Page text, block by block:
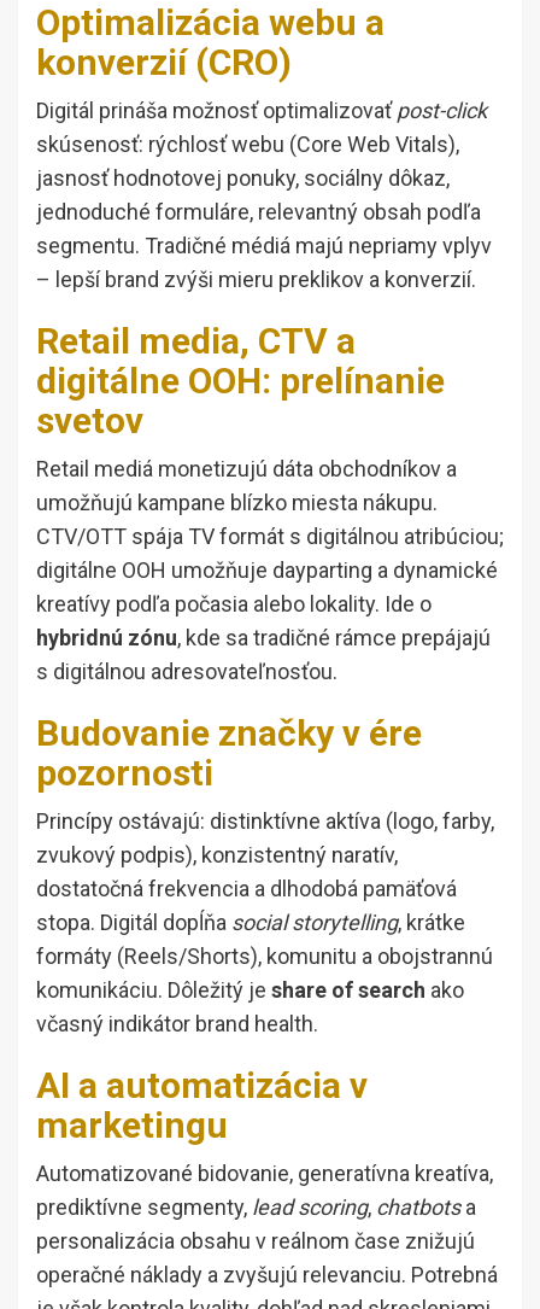
Optimalizácia webu a
konverzií (CRO)
Digitál prináša možnosť optimalizovaťpost-click
skúsenosť: rýchlosť webu (Core Web Vitals),
jasnosť hodnotovej ponuky, sociálny dôkaz,
jednoduché formuláre, relevantný obsah podľa
segmentu. Tradičné médiá majú nepriamy vplyv
– lepší brand zvýši mieru preklikov a konverzií.
Retail media, CTV a
digitálne OOH: prelínanie
svetov
Retail mediá monetizujú dáta obchodníkov a
umožňujú kampane blízko miesta nákupu.
CTV/OTT spája TV formát s digitálnou atribúciou;
digitálne OOH umožňuje dayparting a dynamické
kreatívy podľa počasia alebo lokality. Ide o
hybridnú zónu, kde sa tradičné rámce prepájajú
s digitálnou adresovateľnosťou.
Budovanie značky v ére
pozornosti
Princípy ostávajú: distinktívne aktíva (logo, farby,
zvukový podpis), konzistentný naratív,
dostatočná frekvencia a dlhodobá pamäťová
stopa. Digitál dopĺňa social storytelling, krátke
formáty (Reels/Shorts), komunitu a obojstrannú
komunikáciu. Dôležitý je share of search ako
včasný indikátor brand health.
AI a automatizácia v
marketingu
Automatizované bidovanie, generatívna kreatíva,
prediktívne segmenty, lead scoring, chatbotsa
personalizácia obsahu v reálnom čase znižujú
operačné náklady a zvyšujú relevanciu. Potrebná